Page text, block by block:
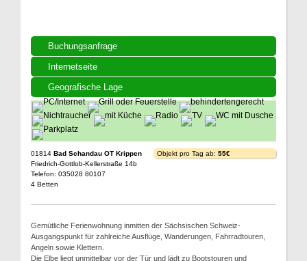
Buchungsanfrage
Internetseite
Geografische Lage
01814 Bad Schandau OT Krippen
Friedrich-Gottlob-Kellerstraße 14b
Telefon: 035028 80107
4 Betten
Objekt pro Tag ab: 55€
Gemütliche Ferienwohnung inmitten der Sächsischen Schweiz-
Ausgangspunkt für zahlreiche Ausflüge, Wanderungen, Fahrradtouren,
Angeln sowie Klettern.
Die Elbe liegt unmittelbar vor der Tür und lädt zu Bootstouren und